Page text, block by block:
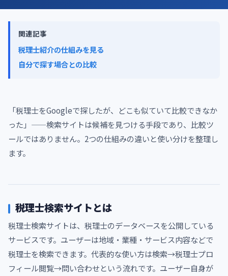
関連記事
税理士紹介の仕組みを見る
自分で探す場合との比較
「税理士をGoogleで探したが、どこも似ていて比較できなか
った」——検索サイトは候補を見つける手段であり、比較ツ
ールではありません。2つの仕組みの違いと使い分けを整理し
ます。
税理士検索サイトとは
税理士検索サイトは、税理士のデータベースを公開している
サービスです。ユーザーは地域・業種・サービス内容などで
税理士を検索できます。代表的な使い方は検索→税理士プロ
フィール閲覧→問い合わせという流れです。ユーザー自身が